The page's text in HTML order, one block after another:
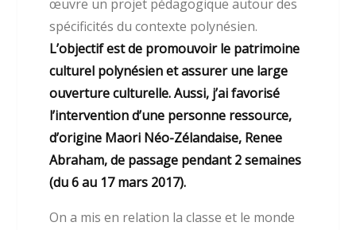
œuvre un projet pédagogique autour des
spécificités du contexte polynésien.
L’objectif est de promouvoir le patrimoine
culturel polynésien et assurer une large
ouverture culturelle. Aussi, j’ai favorisé
l’intervention d’une personne ressource,
d’origine Maori Néo-Zélandaise, Renee
Abraham, de passage pendant 2 semaines
(du 6 au 17 mars 2017).
On a mis en relation la classe et le monde